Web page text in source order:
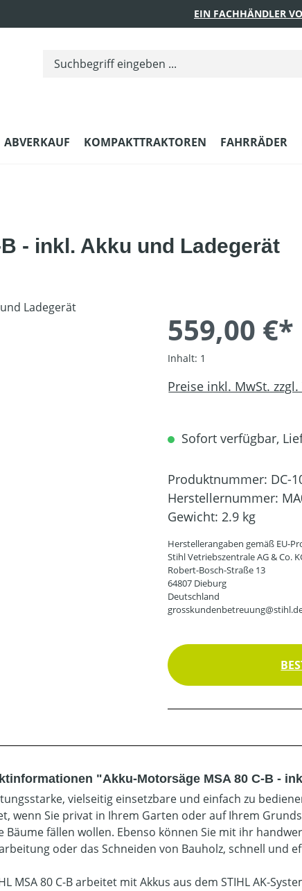
EIN FACHHÄNDLER
ABVERKAUF KOMPAKTTRAKTOREN FAHRRÄDER
- inkl. Akku und Ladegerät
559,00 €*
Inhalt: 1
Preise inkl. MwSt.
Sofort verfügbar,
Produktnummer: DC-
Herstellernummer:
Gewicht: 2.9 kg
Herstellerangaben gemäß EU-
Stihl Vetriebszentrale AG & Co.
Robert-Bosch-Straße 13
64807 Dieburg
Deutschland
"Akku-Motorsäge MSA 80 C-B -
vielseitig einsetzbare und einfach zu
wenn Sie privat in Ihrem Garten oder auf Ihrem
Bäume fällen wollen. Ebenso können Sie mit ihr
oder das Schneiden von Bauholz, schnell und
MSA 80 C-B arbeitet mit Akkus aus dem STIHL AK-